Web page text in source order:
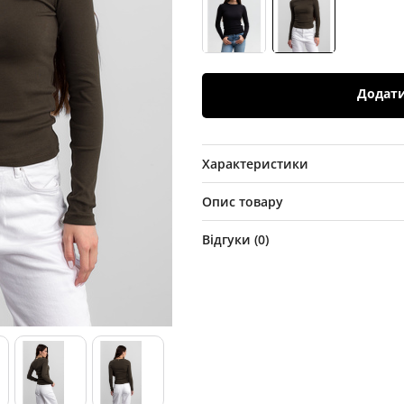
Характеристики
Опис товару
Відгуки (0)